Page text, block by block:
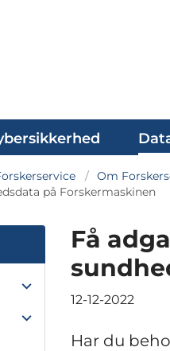
Om
på Forskermaskinen
Få
12-12-2022
Har du